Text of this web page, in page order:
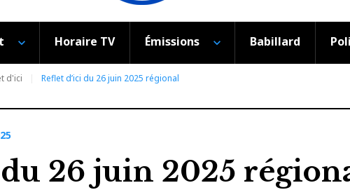
Horaire TV Émissions Babillard
d'ici Reflet d’ici du 26 juin 2025 régional
26 juin 2025